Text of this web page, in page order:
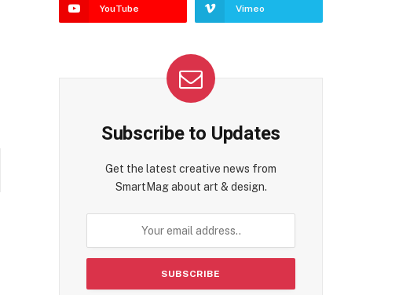
YouTube Vimeo
Subscribe to Updates
Get the latest creative news from
SmartMag about art & design.